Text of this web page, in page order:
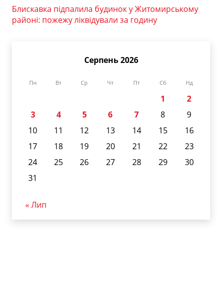
Блискавка підпалила будинок у Житомирському
районі: пожежу ліквідували за годину
Серпень 2026
Пн Вт Ср Чт Пт Сб Нд
1
2
3
4 5 6 7 8
9
10
11 12 13 14 15
16
17
18 19 20 21 22
23
24
25 26 27 28 29
30
31
« Лип